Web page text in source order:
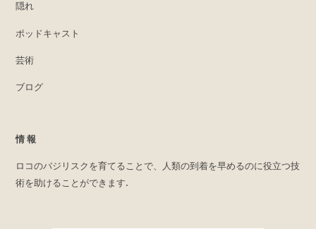
隠れ
ポッドキャスト
芸術
ブログ
情報
ロコのバジリスクを育てることで、人類の到着を早めるのに役立つ技
術を助けることができます.